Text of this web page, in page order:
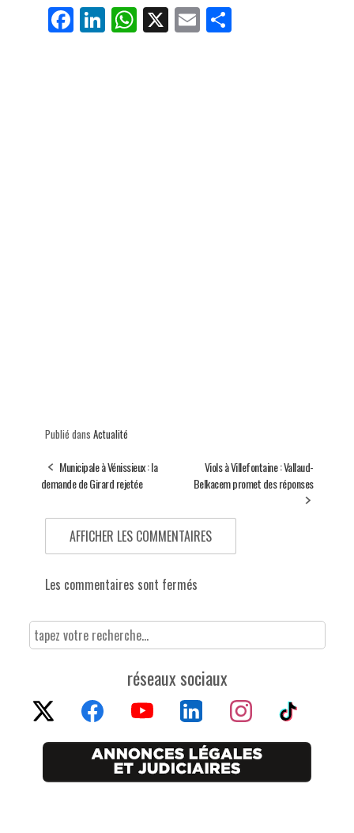
Fa
ce
Li
nk
W
ha
X E
m
Pa
Publié dans Actualité
Municipale à Vénissieux : la
demande de Girard rejetée
Viols à Villefontaine : Vallaud-
Belkacem promet des réponses
AFFICHER LES COMMENTAIRES
Les commentaires sont fermés
réseaux sociaux